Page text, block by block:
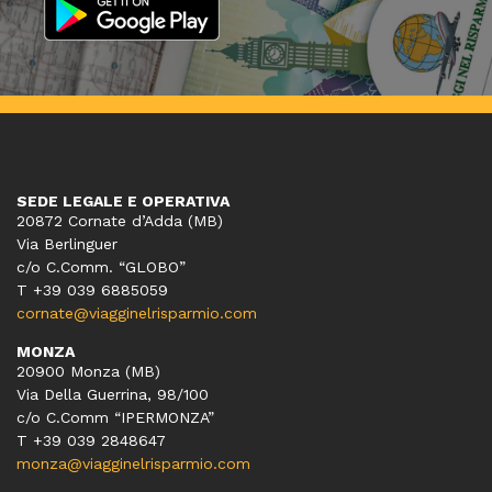
SEDE LEGALE E OPERATIVA
20872 Cornate d’Adda (MB)
Via Berlinguer
c/o C.Comm. “GLOBO”
T +39 039 6885059
cornate@viagginelrisparmio.com
MONZA
20900 Monza (MB)
Via Della Guerrina, 98/100
c/o C.Comm “IPERMONZA”
T +39 039 2848647
monza@viagginelrisparmio.com